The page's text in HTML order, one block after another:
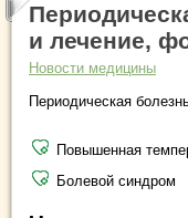
и лечение,
Новости медицины
Периодическая
Повышенная
Болевой синдром